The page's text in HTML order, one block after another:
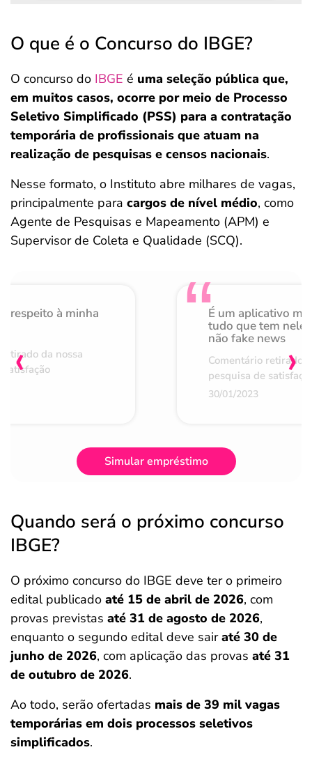
O que é o Concurso do IBGE?
O concurso do IBGE é uma seleção pública que,
em muitos casos, ocorre por meio de Processo
Seletivo Simplificado (PSS) para a contratação
temporária de profissionais que atuam na
realização de pesquisas e censos nacionais.
Nesse formato, o Instituto abre milhares de vagas,
principalmente para cargos de nível médio, como
Agente de Pesquisas e Mapeamento (APM) e
Supervisor de Coleta e Qualidade (SCQ).
respeito à minha
da nossa
É um aplicativo
tudo que tem nele
não fake news
Comentário retirado
pesquisa de
30/01/2023
‹ ›
Simular empréstimo
Quando será o próximo concurso
IBGE?
O próximo concurso do IBGE deve ter o primeiro
edital publicado até 15 de abril de 2026, com
provas previstas até 31 de agosto de 2026,
enquanto o segundo edital deve sairaté 30 de
junho de 2026, com aplicação das provas até 31
de outubro de 2026.
Ao todo, serão ofertadas mais de 39 mil vagas
temporárias em dois processos seletivos
simplificados.